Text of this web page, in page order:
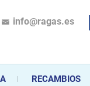
y electricidad desde
personalizado
info@ragas.es
RECAMBIOS